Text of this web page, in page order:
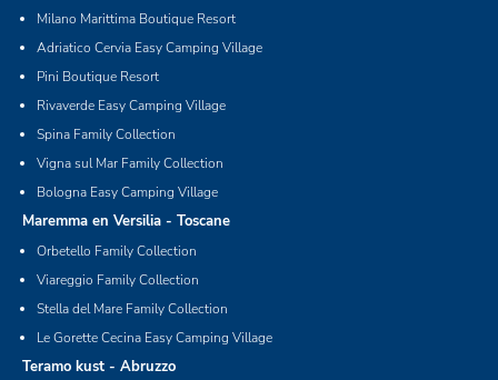
Milano Marittima Boutique Resort
Adriatico Cervia Easy Camping Village
Pini Boutique Resort
Rivaverde Easy Camping Village
Spina Family Collection
Vigna sul Mar Family Collection
Bologna Easy Camping Village
Maremma en Versilia - Toscane
Orbetello Family Collection
Viareggio Family Collection
Stella del Mare Family Collection
Le Gorette Cecina Easy Camping Village
Teramo kust - Abruzzo